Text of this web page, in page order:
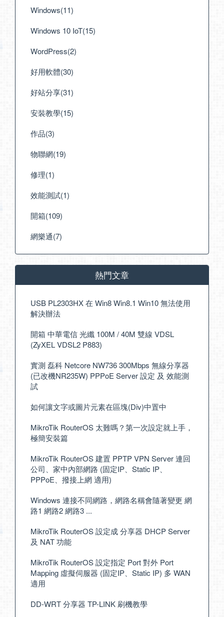
Windows(11)
Windows 10 IoT(15)
WordPress(2)
好用軟體(30)
好站分享(31)
安裝教學(15)
作品(3)
物聯網(19)
修理(1)
效能測試(1)
開箱(109)
網樂通(7)
熱門文章
USB PL2303HX 在 Win8 Win8.1 Win10 無法使用
解決辦法
開箱 中華電信 光纖 100M / 40M 雙線 VDSL
(ZyXEL VDSL2 P883)
實測 磊科 Netcore NW736 300Mbps 無線分享器
(已改機NR235W) PPPoE Server 設定 及 效能測
試
如何讓文字或圖片元素在區塊(Div)中置中
MikroTik RouterOS 太難嗎？第一次設定就上手，
極簡安裝篇
MikroTik RouterOS 建置 PPTP VPN Server 連回
公司、家中內部網路 (固定IP、Static IP、
PPPoE、撥接上網 適用)
Windows 連接不同網路，網路名稱會隨著變更 網
路1 網路2 網路3 ...
MikroTik RouterOS 設定成 分享器 DHCP Server
及 NAT 功能
MikroTik RouterOS 設定指定 Port 對外 Port
Mapping 虛擬伺服器 (固定IP、Static IP) 多 WAN
適用
DD-WRT 分享器 TP-LINK 刷機教學